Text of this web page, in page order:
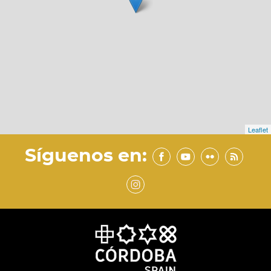
Leaflet
Síguenos en: